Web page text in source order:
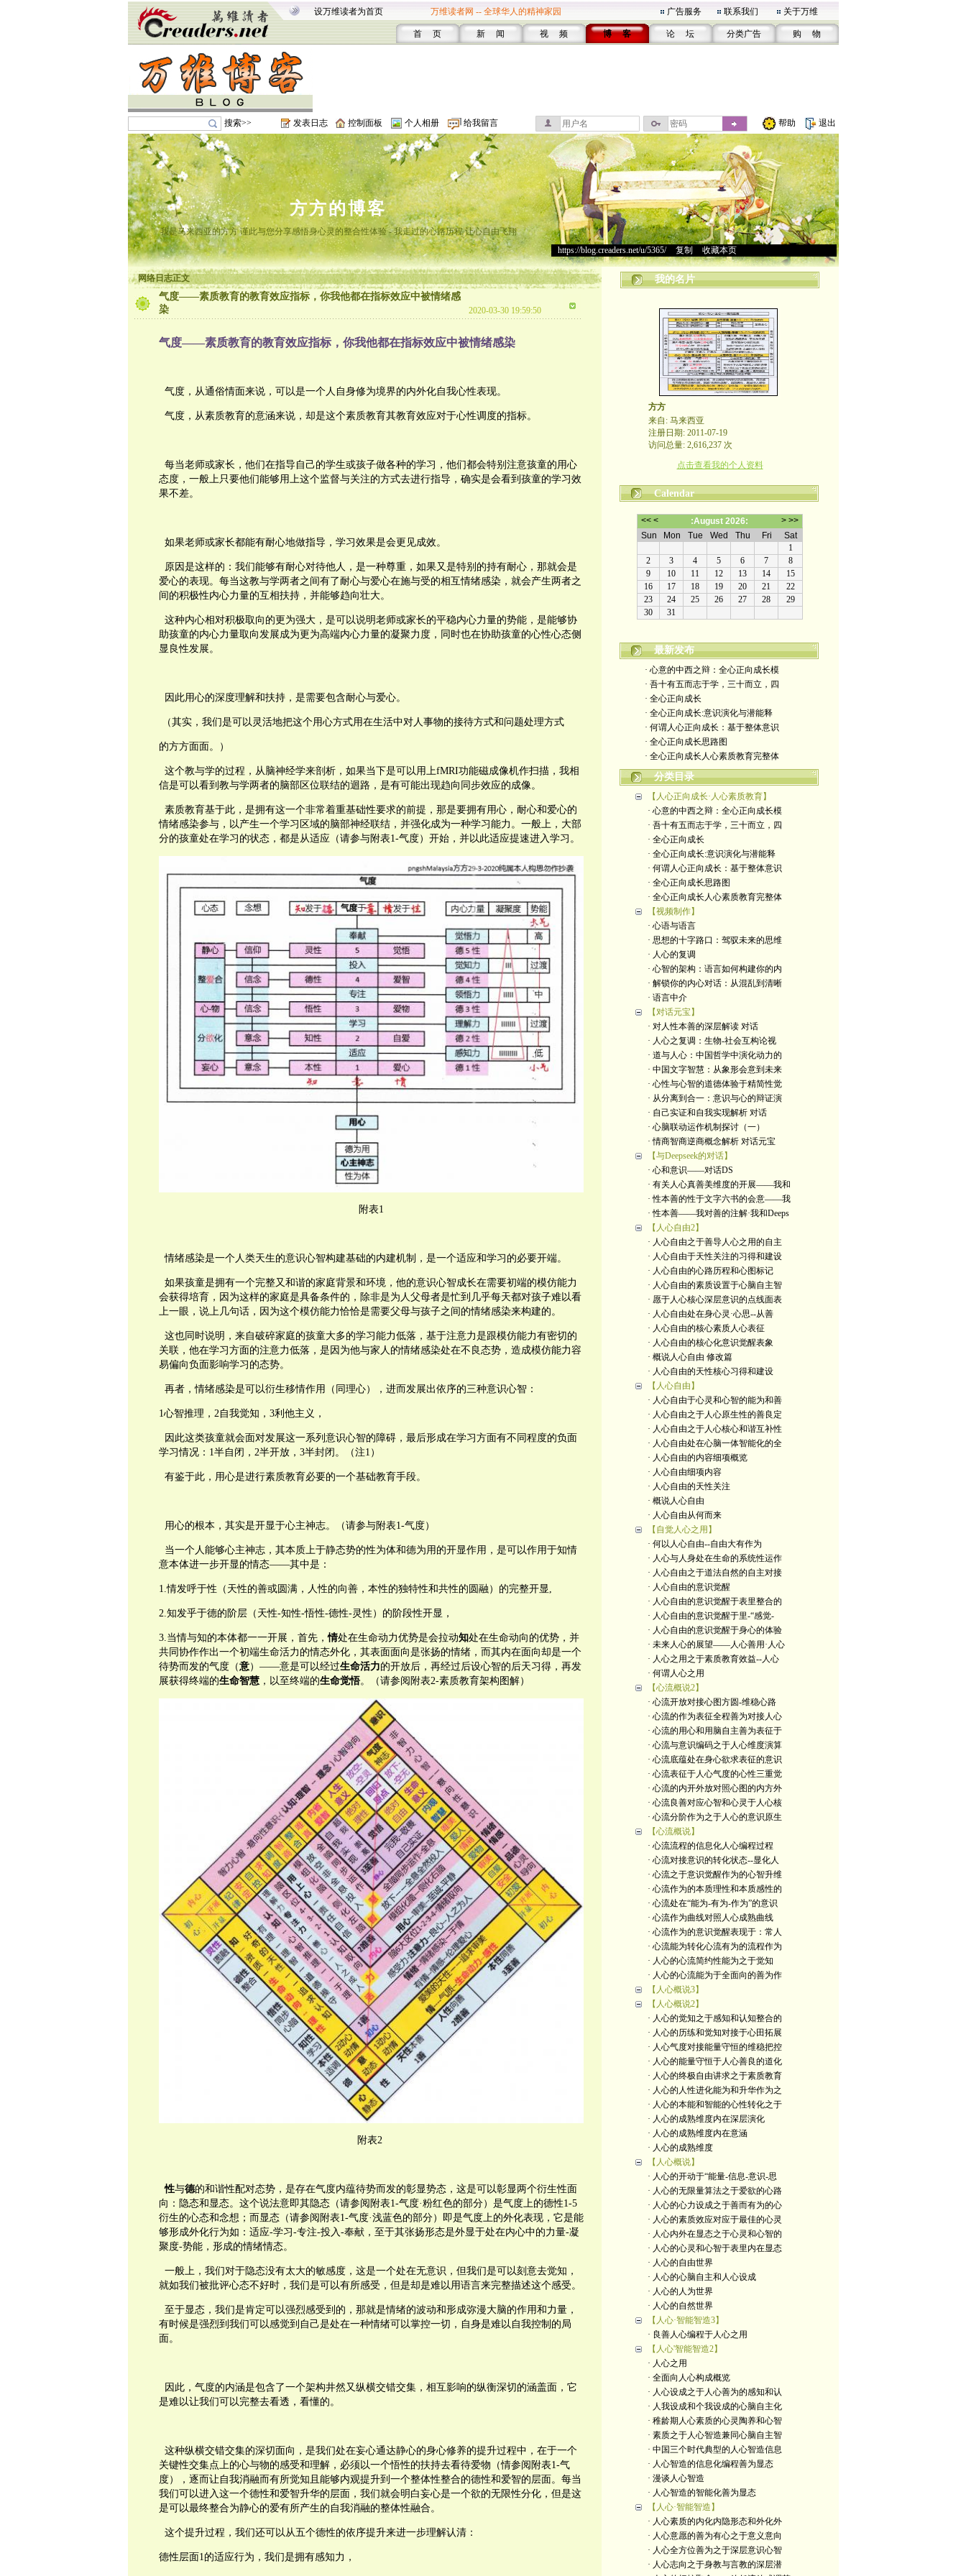
设万维读者为首页 万维读者网 -- 全球华人的精神家园 广告服务 联系我们 关于万维
首 页 新 闻 视 频 博 客 论 坛 分类广告 购 物
搜索>> 发表日志 控制面板 个人相册 给我留言 帮助 退出
方方的博客
我是马来西亚的方方 谨此与您分享感悟身心灵的整合性体验 - 我走过的心路历程 让心自由飞翔
https://blog.creaders.net/u/5365/> 复制 收藏本页
网络日志正文
气度——素质教育的教育效应指标，你我他都在指标效应中被情绪感
染
2020-03-30 19:59:50
气度——素质教育的教育效应指标，你我他都在指标效应中被情绪感染
气度，从通俗情面来说，可以是一个人自身修为境界的内外化自我心性表现。
气度，从素质教育的意涵来说，却是这个素质教育其教育效应对于心性调度的指标。
每当老师或家长，他们在指导自己的学生或孩子做各种的学习，他们都会特别注意孩童的用心
态度，一般上只要他们能够用上这个监督与关注的方式去进行指导，确实是会看到孩童的学习效
果不差。
如果老师或家长都能有耐心地做指导，学习效果是会更见成效。
原因是这样的：我们能够有耐心对待他人，是一种尊重，如果又是特别的持有耐心，那就会是
爱心的表现。每当这教与学两者之间有了耐心与爱心在施与受的相互情绪感染，就会产生两者之
间的积极性内心力量的互相扶持，并能够趋向壮大。
这种内心相对积极取向的更为强大，是可以说明老师或家长的平稳内心力量的势能，是能够协
助孩童的内心力量取向发展成为更为高端内心力量的凝聚力度，同时也在协助孩童的心性心态侧
显良性发展。
因此用心的深度理解和扶持，是需要包含耐心与爱心。
（其实，我们是可以灵活地把这个用心方式用在生活中对人事物的接待方式和问题处理方式
的方方面面。 ）
这个教与学的过程，从脑神经学来剖析，如果当下是可以用上fMRI功能磁成像机作扫描，我相
信是可以看到教与学两者的脑部区位联结的迴路，是有可能出现趋向同步效应的成像。
素质教育基于此，是拥有这一个非常着重基础性要求的前提，那是要拥有用心，耐心和爱心的
情绪感染参与，以产生一个学习区域的脑部神经联结，并强化成为一种学习能力。一般上，大部
分的孩童处在学习的状态，都是从适应（请参与附表1-气度）开始，并以此适应提速进入学习。
附表1
情绪感染是一个人类天生的意识心智构建基础的内建机制，是一个适应和学习的必要开端。
如果孩童是拥有一个完整又和谐的家庭背景和环境，他的意识心智成长在需要初端的模仿能力
会获得培育，因为这样的家庭是具备条件的，除非是为人父母者是忙到几乎每天都对孩子难以看
上一眼，说上几句话，因为这个模仿能力恰恰是需要父母与孩子之间的情绪感染来构建的。
这也同时说明，来自破碎家庭的孩童大多的学习能力低落，基于注意力是跟模仿能力有密切的
关联，他在学习方面的注意力低落，是因为他与家人的情绪感染处在不良态势，造成模仿能力容
易偏向负面影响学习的态势。
再者，情绪感染是可以衍生移情作用（同理心），进而发展出依序的三种意识心智：
1 心智推理， 2 自我觉知， 3利他主义，
因此这类孩童就会面对发展这一系列意识心智的障碍，最后形成在学习方面有不同程度的负面
学习情况： 1 半自闭， 2半开放， 3半封闭。（注1）
有鉴于此，用心是进行素质教育必要的一个基础教育手段。
用心的根本，其实是开显于心主神志。 （请参与附表1-气度）
当一个人能够心主神志，其本质上于静态势的性为体和德为用的开显作用，是可以作用于知情
意本体进一步开显的情态——其中是：
1.情发呼于性（天性的善或圆满，人性的向善，本性的独特性和共性的圆融）的完整开显
2. 知发乎于德的阶层（天性-知性-悟性-德性-灵性）的阶段性开显，
3. 当情与知的本体都一一开展，首先，情处在生命动力优势是会拉动知处在生命动向的优势， 并
共同协作作出一个初端生命活力的情态外化，其表面面向是张扬的情绪，而其内在面向却是一个
待势而发的气度（意）——意是可以经过生命活力的开放后，再经过后设心智的后天习得，再发
展获得终端的生命智慧，以至终端的生命觉悟。 （请参阅附表2-素质教育架构图解）
附表2
性与德的和谐性配对态势，是存在气度内蕴待势而发的彰显势态，这是可以彰显两个衍生性面
向：隐态和显态。 这个说法意即其隐态（请参阅附表1-气度·粉红色的部分）是气度上的德性1-5
衍生的心态和念想；而显态（请参阅附表1-气度·浅蓝色的部分）即是气度上的外化表现，它是能
够形成外化行为如：适应-学习 -专注-投入 -奉献，至于其张扬形态是外显于处在内心中的力量-凝
聚度-势能，形成的情绪情态。
一般上，我们对于隐态没有太大的敏感度，这是一个处在无意识，但我们是可以刻意去觉知，
就如我们被批评心态不好时，我们是可以有所感受，但是却是难以用语言来完整描述这个感受。
至于显态，我们是肯定可以强烈感受到的，那就是情绪的波动和形成弥漫大脑的作用和力量，
有时候是强烈到我们可以感觉到自己是处在一种情绪可以掌控一切，自身是难以自我控制的局
面。
因此，气度的内涵是包含了一个架构井然又纵横交错交集，相互影响的纵衡深切的涵盖面，它
是难以让我们可以完整去看透，看懂的。
这种纵横交错交集的深切面向，是我们处在妄心通达静心的身心修养的提升过程中，在于一个
关键性交集点上的心与物的感受和理解，必须以一个悟性的扶持去看待爱物（情参阅附表1-气
度），逐而让自我消融而有所觉知且能够内观提升到一个整体性整合的德性和爱智的层面。每当
我们可以进入这一个德性和爱智升华的层面，我们就会明白妄心是一个欲的无限性分化，但是这
是可以最终整合为静心的爱有所产生的自我消融的整体性融合。
这个提升过程，我们还可以从五个德性的依序提升来进一步理解认清：
德性层面1 的适应行为，我们是拥有感知力，
我的名片
方方
来自: 马来西亚
注册日期: 2011-07-19
访问总量: 2,616,237 次
点击查看我的个人资料
Calendar
最新发布
· 心意的中西之辩：全心正向成长模
· 吾十有五而志于学，三十而立，四
· 全心正向成长
· 全心正向成长:意识演化与潜能释
· 何谓人心正向成长：基于整体意识
· 全心正向成长思路图
· 全心正向成长人心素质教育完整体
分类目录
【人心正向成长·人心素质教育】
· 心意的中西之辩：全心正向成长模
· 吾十有五而志于学，三十而立，四
· 全心正向成长
· 全心正向成长:意识演化与潜能释
· 何谓人心正向成长：基于整体意识
· 全心正向成长思路图
· 全心正向成长人心素质教育完整体
【视频制作】
· 心语与语言
· 思想的十字路口：驾驭未来的思维
· 人心的复调
· 心智的架构：语言如何构建你的内
· 解锁你的内心对话：从混乱到清晰
· 语言中介
【对话元宝】
· 对人性本善的深层解读 对话
· 人心之复调：生物-社会互构论视
· 道与人心：中国哲学中演化动力的
· 中国文字智慧：从象形会意到未来
· 心性与心智的道德体验于精简性觉
· 从分离到合一：意识与心的辩证演
· 自己实证和自我实现解析 对话
· 心脑联动运作机制探讨（一）
· 情商智商逆商概念解析 对话元宝
【与Deepseek的对话】
· 心和意识——对话DS
· 有关人心真善美维度的开展——我和
· 性本善的性于文字六书的会意——我
· 性本善——我对善的注解·我和Deeps
【人心自由2】
· 人心自由之于善导人心之用的自主
· 人心自由于天性关注的习得和建设
· 人心自由的心路历程和心图标记
· 人心自由的素质设置于心脑自主智
· 愿于人心核心深层意识的点线面表
· 人心自由处在身心灵·心思--从善
· 人心自由的核心素质人心表征
· 人心自由的核心化意识觉醒表象
· 概说人心自由 修改篇
· 人心自由的天性核心习得和建设
【人心自由】
· 人心自由于心灵和心智的能为和善
· 人心自由之于人心原生性的善良定
· 人心自由之于人心核心和谐互补性
· 人心自由处在心脑一体智能化的全
· 人心自由的内容细项概览
· 人心自由细项内容
· 人心自由的天性关注
· 概说人心自由
· 人心自由从何而来
【自觉人心之用】
· 何以人心自由--自由大有作为
· 人心与人身处在生命的系统性运作
· 人心自由之于道法自然的自主对接
· 人心自由的意识觉醒
· 人心自由的意识觉醒于表里整合的
· 人心自由的意识觉醒于里-“感觉-
· 人心自由的意识觉醒于身心的体验
· 未来人心的展望——人心善用·人心
· 人心之用之于素质教育效益--人心
· 何谓人心之用
【心流概说2】
· 心流开放对接心图方圆-维稳心路
· 心流的作为表征全程善为对接人心
· 心流的用心和用脑自主善为表征于
· 心流与意识编码之于人心维度演算
· 心流底蕴处在身心欲求表征的意识
· 心流表征于人心气度的心性三重觉
· 心流的内开外放对照心图的内方外
· 心流良善对应心智和心灵于人心核
· 心流分阶作为之于人心的意识原生
【心流概说】
· 心流流程的信息化人心编程过程
· 心流对接意识的转化状态--显化人
· 心流之于意识觉醒作为的心智升维
· 心流作为的本质理性和本质感性的
· 心流处在“能为-有为-作为”的意识
· 心流作为曲线对照人心成熟曲线
· 心流作为的意识觉醒表现于：常人
· 心流能为转化心流有为的流程作为
· 人心的心流简约性能为之于觉知
· 人心的心流能为于全面向的善为作
【人心概说3】
【人心概说2】
· 人心的觉知之于感知和认知整合的
· 人心的历练和觉知对接于心田拓展
· 人心气度对接能量守恒的维稳把控
· 人心的能量守恒于人心善良的道化
· 人心的终极自由讲求之于素质教育
· 人心的人性进化能为和升华作为之
· 人心的本能和智能的心性转化之于
· 人心的成熟维度内在深层演化
· 人心的成熟维度内在意涵
· 人心的成熟维度
【人心概说】
· 人心的开动于“能量-信息-意识-思
· 人心的无限量算法之于爱欲的心路
· 人心的心力设成之于善而有为的心
· 人心的素质效应对应于最佳的心灵
· 人心内外在显态之于心灵和心智的
· 人心的心灵和心智于表里内在显态
· 人心的自由世界
· 人心的心脑自主和人心设成
· 人心的人为世界
· 人心的自然世界
【人心·智能智造3】
· 良善人心编程于人心之用
【人心'智能智造2】
· 人心之用
· 全面向人心构成概览
· 人心设成之于人心善为的感知和认
· 人我设成和个我设成的心脑自主化
· 稚龄期人心素质的心灵陶养和心智
· 素质之于人心智造兼同心脑自主智
· 中国三个时代典型的人心智造信息
· 人心智造的信息化编程善为显态
· 漫谈人心智造
· 人心智造的智能化善为显态
【人心·智能智造】
· 人心素质的内化内隐形态和外化外
· 人心意愿的善为有心之于意义意向
· 人心全方位善为之于深层意识心智
· 人心志向之于身教与言教的深层潜